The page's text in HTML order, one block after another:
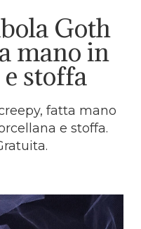
Goth
mano in
stoffa
fatta mano
e stoffa.